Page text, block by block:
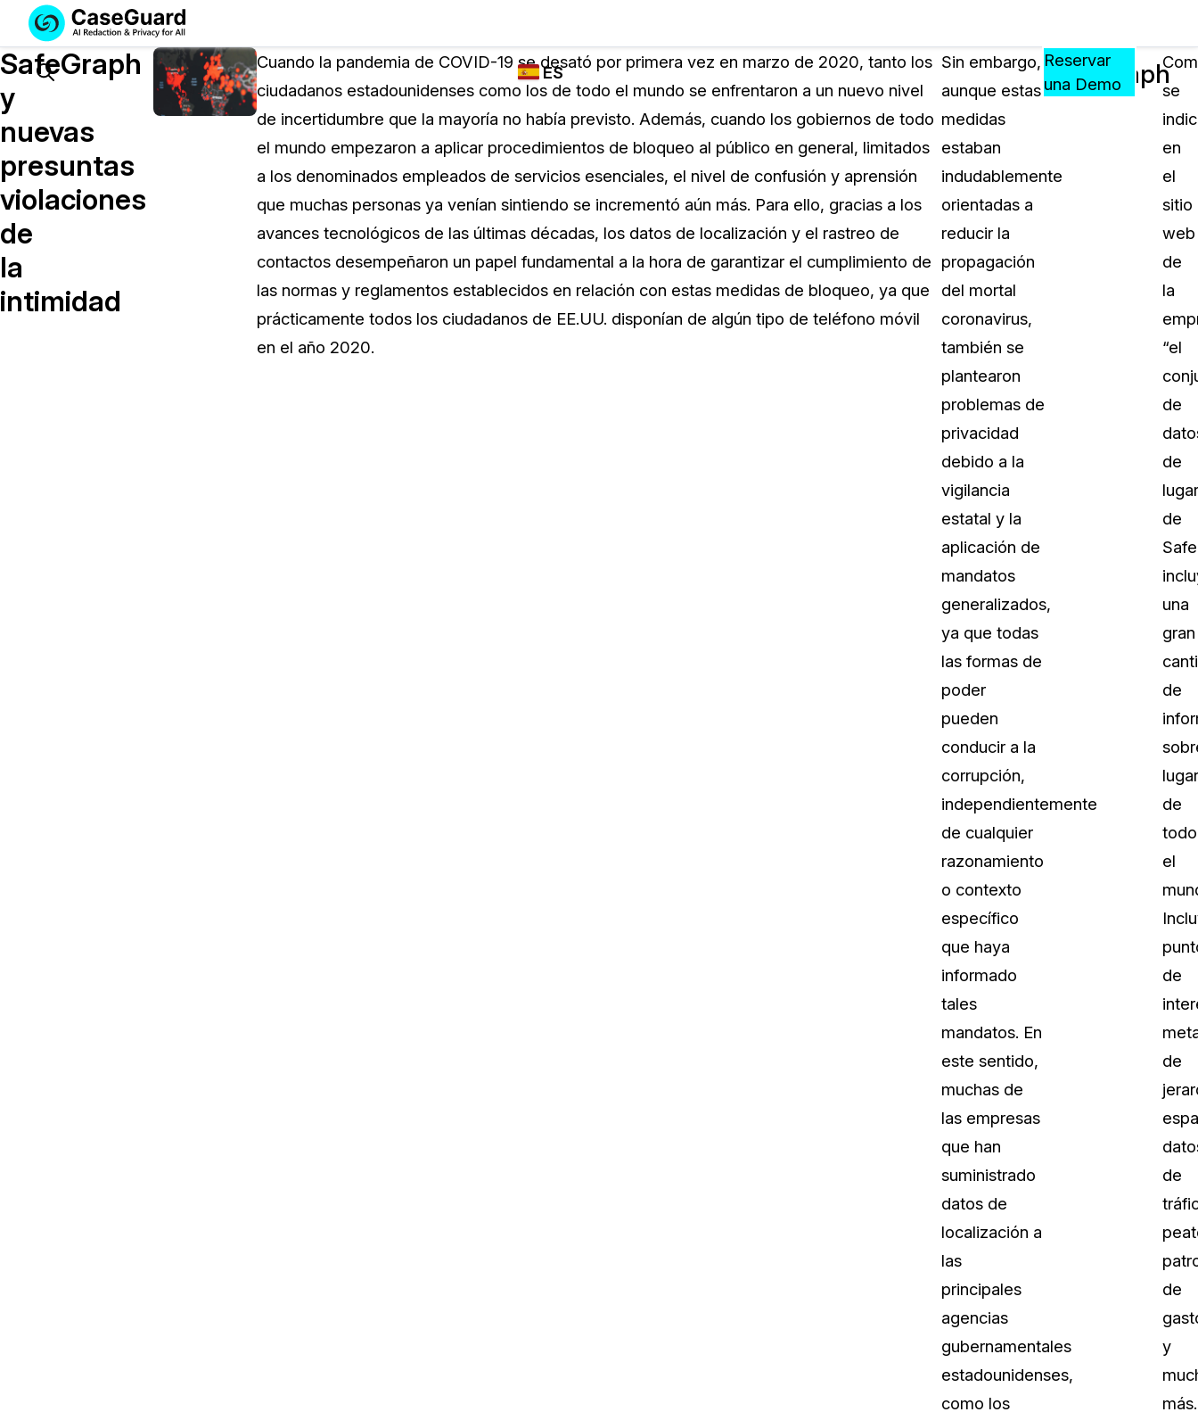
Servicios
SUSCRÍBASE
A
CASEGUARD
STUDIO
Licencia de CaseGuard Studio
Soluciones
FUNCIONES DE
TRANSCRIPCIÓN
Y TRADUCCIÓN
DE CASEGUARD
Redacción de vídeos
de notas y más con un solo clic desde una
cantidad ilimitada de videos
Redacción de documentos
Industrias
¿QUIÉN
CASEGUARD?
Transportación
La Atención Médica
Educación
Centros de Atención Telefónica
PreciosRecursos
APRENDA,
CONECTE
Y
CREZCA
CON
Preguntas Frecuentes
CaseGuard
Redacte archivos de video con
Casos Practicos
sus necesidades de redacción
Obtenga respuestas a sus
CaseGuard
Videoteca
CaseGuard. Práctica nuevas
aprender
Historias sobre cómo nuestros
utilizan CaseGuard studio a diario
Más información sobre
misión
Trabaja con nosotros
Únase a nuestro equipo y
construir el futuro de la redacción
Póngase en contacto con nuestro
Eventos
Search
ES
Español
Reservar
una Demo
SafeGraph
y
nuevas
presuntas
violaciones
de
la
intimidad
Cuando la pandemia de COVID-19 se desató por primera vez en marzo de 2020, tanto los
ciudadanos estadounidenses como los de todo el mundo se enfrentaron a un nuevo nivel
de incertidumbre que la mayoría no había previsto. Además, cuando los gobiernos de todo
el mundo empezaron a aplicar procedimientos de bloqueo al público en general, limitados
a los denominados empleados de servicios esenciales, el nivel de confusión y aprensión
que muchas personas ya venían sintiendo se incrementó aún más. Para ello, gracias a los
avances tecnológicos de las últimas décadas, los datos de localización y el rastreo de
contactos desempeñaron un papel fundamental a la hora de garantizar el cumplimiento de
las normas y reglamentos establecidos en relación con estas medidas de bloqueo, ya que
prácticamente todos los ciudadanos de EE.UU. disponían de algún tipo de teléfono móvil
en el año 2020.
Sin embargo,
aunque estas
medidas
estaban
indudablemente
orientadas a
reducir la
propagación
del mortal
coronavirus,
también se
plantearon
problemas de
privacidad
debido a la
vigilancia
estatal y la
aplicación de
mandatos
generalizados,
ya que todas
las formas de
poder
pueden
conducir a la
corrupción,
independientemente
de cualquier
razonamiento
o contexto
específico
que haya
informado
tales
mandatos. En
este sentido,
muchas de
las empresas
que han
suministrado
datos de
localización a
las
principales
agencias
gubernamentales
estadounidenses,
como los
SafeGraph
se
en
el
sitio
web
de
la
“el
de
de
de
una
gran
de
de
todo
el
de
de
de
de
y
más.